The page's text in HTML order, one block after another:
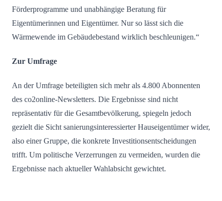
Förderprogramme und unabhängige Beratung für
Eigentümerinnen und Eigentümer. Nur so lässt sich die
Wärmewende im Gebäudebestand wirklich beschleunigen.“
Zur Umfrage
An der Umfrage beteiligten sich mehr als 4.800 Abonnenten
des co2online-Newsletters. Die Ergebnisse sind nicht
repräsentativ für die Gesamtbevölkerung, spiegeln jedoch
gezielt die Sicht sanierungsinteressierter Hauseigentümer wider,
also einer Gruppe, die konkrete Investitionsentscheidungen
trifft. Um politische Verzerrungen zu vermeiden, wurden die
Ergebnisse nach aktueller Wahlabsicht gewichtet.